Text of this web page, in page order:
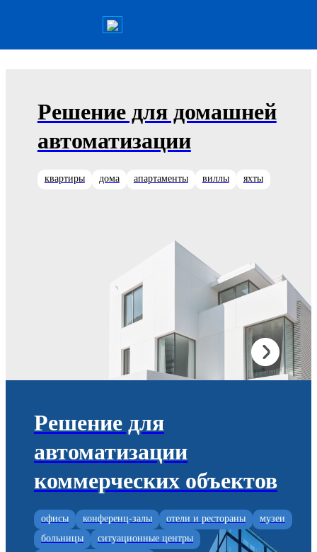
Решение для домашней
автоматизации
квартиры дома апартаменты виллы яхты
Решение для
автоматизации
коммерческих объектов
офисы конференц-залы отели и рестораны
музеи
больницы
ситуационные центры